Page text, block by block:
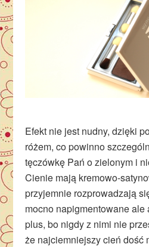
Efekt nie jest nudny, dzięki
różem, co powinno
tęczówkę Pań o zielonym i
Cienie mają kremowo-
przyjemnie rozprowadzają
mocno napigmentowane ale
plus, bo nigdy z nimi nie
że najciemniejszy cień dość